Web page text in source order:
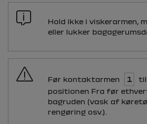
Hold ikke i viskerarmen,
eller lukker
Før kontaktarmen 1
positionen Fra før
bagruden (vask af
rengøring osv.).